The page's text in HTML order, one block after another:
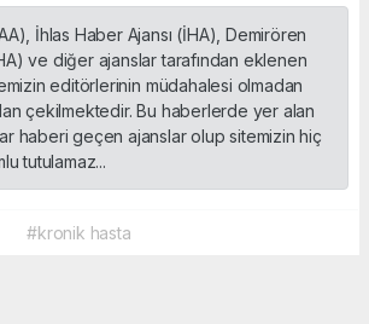
İhlas Haber Ajansı (İHA), Demirören
ve diğer ajanslar tarafından eklenen
editörlerinin müdahalesi olmadan
çekilmektedir. Bu haberlerde yer alan
haberi geçen ajanslar olup sitemizin hiç
tutulamaz...
#kronik hasta